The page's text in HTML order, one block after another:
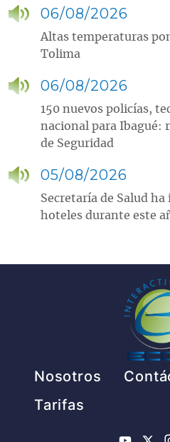
06/08/2026
Altas temperaturas
Tolima
06/08/2026
150 nuevos policías,
nacional para Ibagué:
de Seguridad
05/08/2026
Secretaría de Salud ha
hoteles durante este
Pie de página
Nosotros
Tarifas
X